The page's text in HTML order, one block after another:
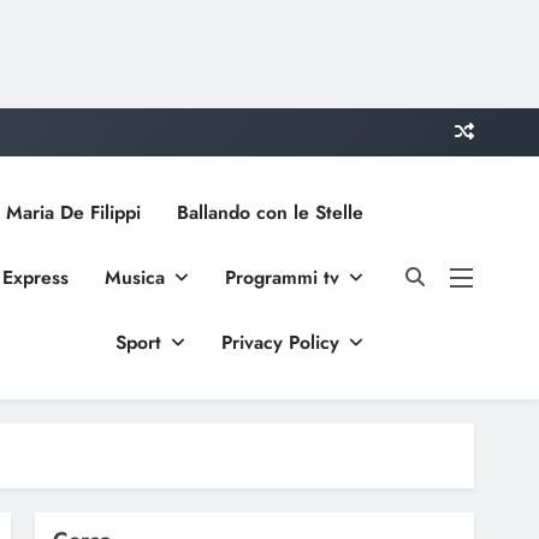
De Filippi Ballando con le Stelle
Musica Programmi tv
Sport Privacy Policy